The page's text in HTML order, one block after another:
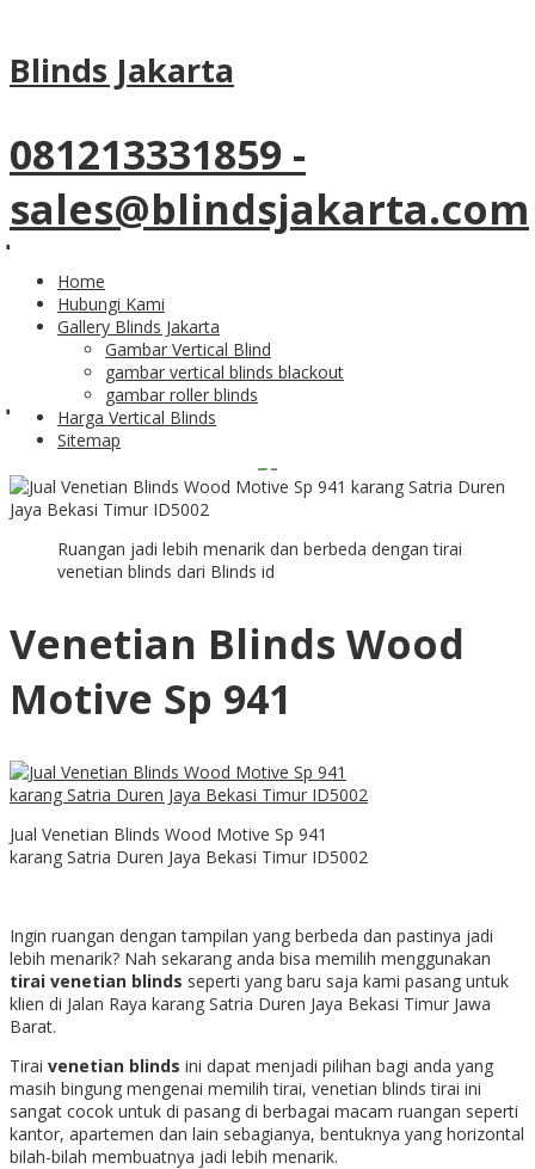
Blinds Jakarta
081213331859 -
sales@blindsjakarta.com
Home
Hubungi Kami
Gallery Blinds Jakarta
Gambar Vertical Blind
gambar vertical blinds blackout
gambar roller blinds
Harga Vertical Blinds
Sitemap
Tag Archives:
bekasi
31 Dec
Jual Venetian Blinds
Wood Motive Sp 941
karang Satria Duren
Jaya Bekasi Timur
Ruangan jadi lebih menarik dan berbeda dengan tirai
venetian blinds dari Blinds id
Venetian Blinds Wood
Motive Sp 941
Jual Venetian Blinds Wood Motive Sp 941
karang Satria Duren Jaya Bekasi Timur ID5002
Ingin ruangan dengan tampilan yang berbeda dan pastinya jadi
lebih menarik? Nah sekarang anda bisa memilih menggunakan
tirai venetian blinds seperti yang baru saja kami pasang untuk
klien di Jalan Raya karang Satria Duren Jaya Bekasi Timur Jawa
Barat.
Tirai venetian blinds ini dapat menjadi pilihan bagi anda yang
masih bingung mengenai memilih tirai, venetian blinds tirai ini
sangat cocok untuk di pasang di berbagai macam ruangan seperti
kantor, apartemen dan lain sebagianya, bentuknya yang horizontal
bilah-bilah membuatnya jadi lebih menarik.